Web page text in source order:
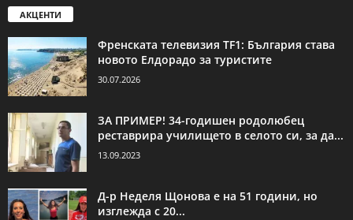
АКЦЕНТИ
Френската телевизия TF1: България става
новото Елдорадо за туристите
30.07.2026
ЗА ПРИМЕР! 34-годишен родолюбец
реставрира училището в селото си, за да...
13.09.2023
Д-р Неделя Щонова е на 51 години, но
изглежда с 20...